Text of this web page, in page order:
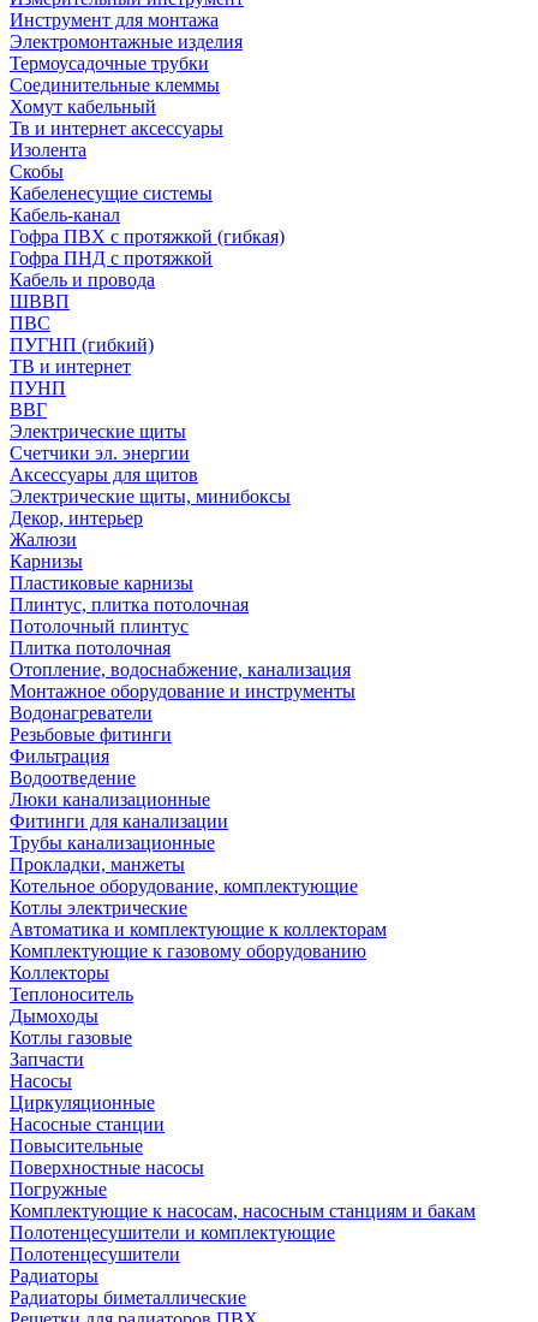
Инструмент для монтажа
Электромонтажные изделия
Термоусадочные трубки
Соединительные клеммы
Хомут кабельный
Тв и интернет аксессуары
Изолента
Скобы
Кабеленесущие системы
Кабель-канал
Гофра ПВХ с протяжкой (гибкая)
Гофра ПНД с протяжкой
Кабель и провода
ШВВП
ПВС
ПУГНП (гибкий)
ТВ и интернет
ПУНП
ВВГ
Электрические щиты
Счетчики эл. энергии
Аксессуары для щитов
Электрические щиты, минибоксы
Декор, интерьер
Жалюзи
Карнизы
Пластиковые карнизы
Плинтус, плитка потолочная
Потолочный плинтус
Плитка потолочная
Отопление, водоснабжение, канализация
Монтажное оборудование и инструменты
Водонагреватели
Резьбовые фитинги
Фильтрация
Водоотведение
Люки канализационные
Фитинги для канализации
Трубы канализационные
Прокладки, манжеты
Котельное оборудование, комплектующие
Котлы электрические
Автоматика и комплектующие к коллекторам
Комплектующие к газовому оборудованию
Коллекторы
Теплоноситель
Дымоходы
Котлы газовые
Запчасти
Насосы
Циркуляционные
Насосные станции
Повысительные
Поверхностные насосы
Погружные
Комплектующие к насосам, насосным станциям и бакам
Полотенцесушители и комплектующие
Полотенцесушители
Радиаторы
Радиаторы биметаллические